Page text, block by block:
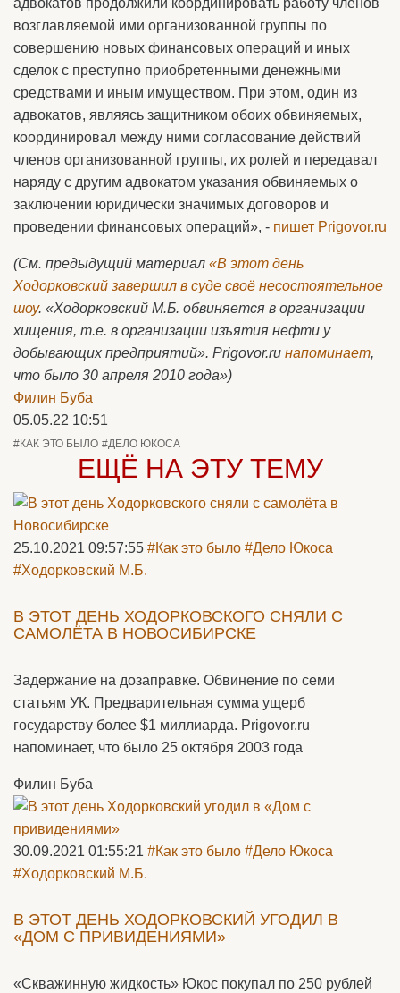
адвокатов продолжили координировать работу членов
возглавляемой ими организованной группы по
совершению новых финансовых операций и иных
сделок с преступно приобретенными денежными
средствами и иным имуществом. При этом, один из
адвокатов, являясь защитником обоих обвиняемых,
координировал между ними согласование действий
членов организованной группы, их ролей и передавал
наряду с другим адвокатом указания обвиняемых о
заключении юридически значимых договоров и
проведении финансовых операций», - пишет Prigovor.ru
(См. предыдущий материал «В этот день
Ходорковский завершил в суде своё несостоятельное
шоу. «Ходорковский М.Б. обвиняется в организации
хищения, т.е. в организации изъятия нефти у
добывающих предприятий». Prigovor.ru напоминает,
что было 30 апреля 2010 года»)
Филин Буба
05.05.22 10:51
#КАК ЭТО БЫЛО #ДЕЛО ЮКОСА
ЕЩЁ НА ЭТУ ТЕМУ
25.10.2021 09:57:55 #Как это было #Дело Юкоса
#Ходорковский М.Б.
В ЭТОТ ДЕНЬ ХОДОРКОВСКОГО СНЯЛИ С
САМОЛЁТА В НОВОСИБИРСКЕ
Задержание на дозаправке. Обвинение по семи
статьям УК. Предварительная сумма ущерб
государству более $1 миллиарда. Prigovor.ru
напоминает, что было 25 октября 2003 года
Филин Буба
30.09.2021 01:55:21 #Как это было #Дело Юкоса
#Ходорковский М.Б.
В ЭТОТ ДЕНЬ ХОДОРКОВСКИЙ УГОДИЛ В
«ДОМ С ПРИВИДЕНИЯМИ»
«Скважинную жидкость» Юкос покупал по 250 рублей